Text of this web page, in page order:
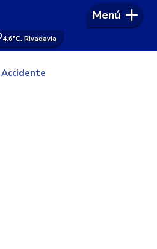
4.6°C. Rivadavia
Menú
Accidente